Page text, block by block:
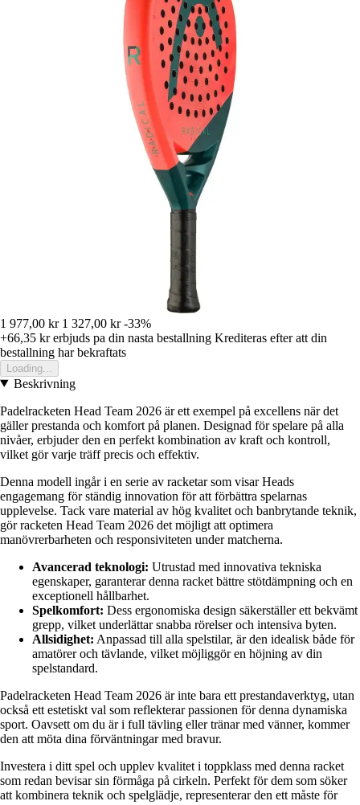
1 977,00 kr 1 327,00 kr -33%
+66,35 krerbjuds pa din nasta bestallning Krediteras efter att din
bestallning har bekraftats
Loading...
Beskrivning
Padelracketen Head Team 2026 är ett exempel på excellens när det
gäller prestanda och komfort på planen. Designad för spelare på alla
nivåer, erbjuder den en perfekt kombination av kraft och kontroll,
vilket gör varje träff precis och effektiv.
Denna modell ingår i en serie av racketar som visar Heads
engagemang för ständig innovation för att förbättra spelarnas
upplevelse. Tack vare material av hög kvalitet och banbrytande teknik,
gör racketen Head Team 2026 det möjligt att optimera
manövrerbarheten och responsiviteten under matcherna.
Avancerad teknologi: Utrustad med innovativa tekniska
egenskaper, garanterar denna racket bättre stötdämpning och en
exceptionell hållbarhet.
Spelkomfort: Dess ergonomiska design säkerställer ett bekvämt
grepp, vilket underlättar snabba rörelser och intensiva byten.
Allsidighet: Anpassad till alla spelstilar, är den idealisk både för
amatörer och tävlande, vilket möjliggör en höjning av din
spelstandard.
Padelracketen Head Team 2026 är inte bara ett prestandaverktyg, utan
också ett estetiskt val som reflekterar passionen för denna dynamiska
sport. Oavsett om du är i full tävling eller tränar med vänner, kommer
den att möta dina förväntningar med bravur.
Investera i ditt spel och upplev kvalitet i toppklass med denna racket
som redan bevisar sin förmåga på cirkeln. Perfekt för dem som söker
att kombinera teknik och spelglädje, representerar den ett måste för